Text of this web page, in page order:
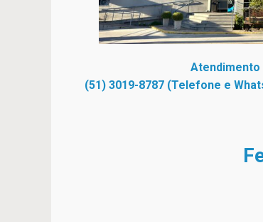
Atendimento
(51) 3019-8787 (Telefone e